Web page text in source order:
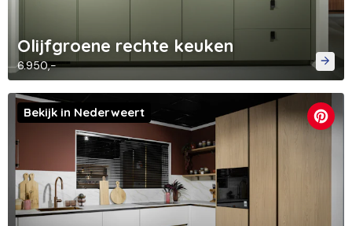
Olijfgroene rechte keuken
6.950,-
Bekijk in Nederweert